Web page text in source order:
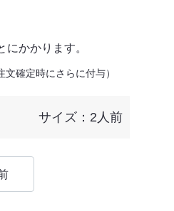
かかります。
確定時にさらに付与）
サイズ：2人前